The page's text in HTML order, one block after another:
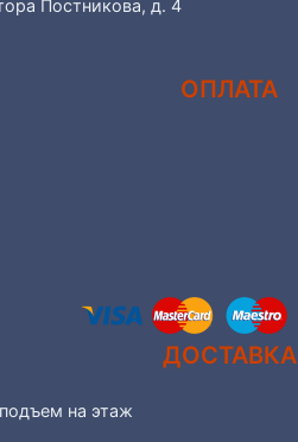
Постникова, д. 4
ОПЛАТА
ДОСТАВКА
на этаж